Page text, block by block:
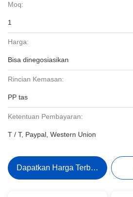
Moq:
1
Harga:
Bisa dinegosiasikan
Rincian Kemasan:
PP tas
Ketentuan Pembayaran:
T / T, Paypal, Western Union
Dapatkan Harga Terbaik